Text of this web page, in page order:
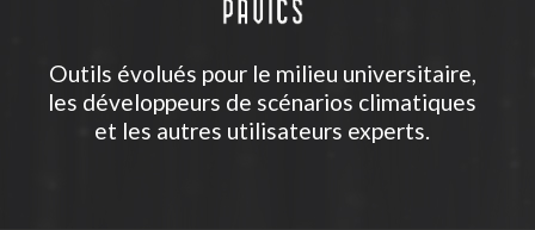
Outils évolués pour le milieu universitaire,
les développeurs de scénarios climatiques
et les autres utilisateurs experts.